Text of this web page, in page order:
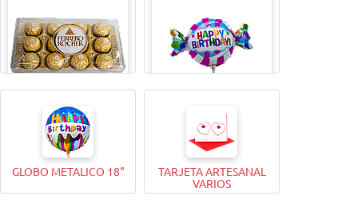
BOMBONES FERRERO
ROCHER (12 Unidades)
GLOBO METALICO 9"
GLOBO METALICO 18"
TARJETA ARTESANAL
VARIOS